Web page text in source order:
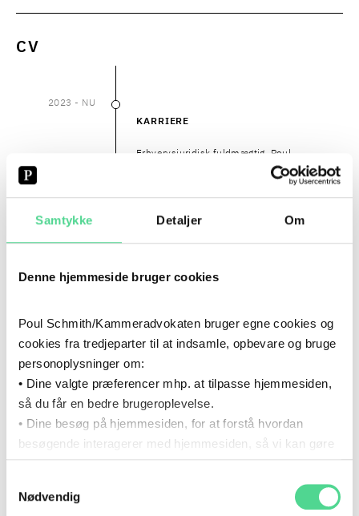
Samtykke Detaljer Om
Denne hjemmeside bruger cookies
Poul Schmith/Kammeradvokaten bruger egne cookies og
cookies fra tredjeparter til at indsamle, opbevare og bruge
personoplysninger om:
• Dine valgte præferencer mhp. at tilpasse hjemmesiden,
så du får en bedre brugeroplevelse.
• Dine besøg på hjemmesiden, for at forstå hvordan
besøgende interagerer med hjemmesiden, så vi kan gøre
Du kan til enhver tid tilbagekalde dit samtykke via det link,
som du finder i bunden af hjemmesiden.
Nødvendig
CV
2023 - NU
KARRIERE
Erhvervsjuridisk fuldmægtig, Poul
2021–2023
KARRIERE
- 2023
School
2020- 2023
2020– 2023
KARRIERE
Mentor, Copenhagen Business School